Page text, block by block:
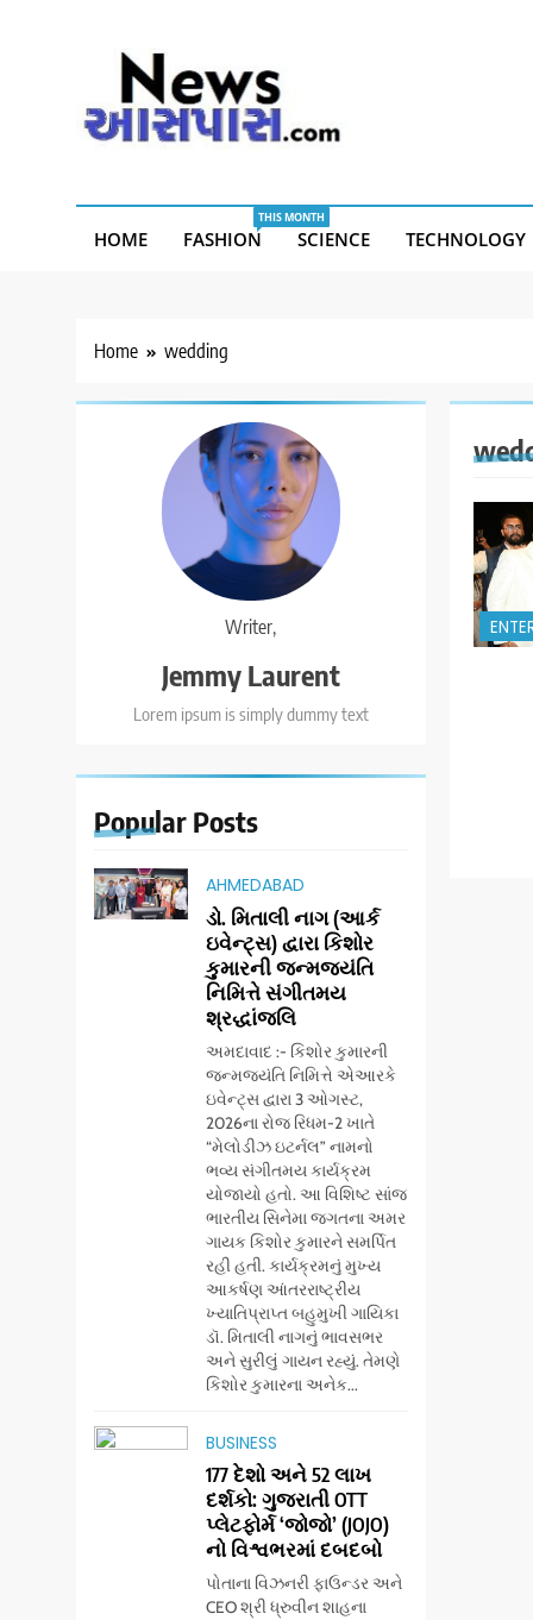
HOME FASHION
THIS MONTH
SCIENCE TECHNOLOGY
Home wedding
Writer,
Jemmy Laurent
Lorem ipsum is simply dummy text
Popular Posts
AHMEDABAD
ડો. મિતાલી નાગ (આર્ક
ઇવેન્ટ્સ) દ્વારા કિશોર
કુમારની જન્મજયંતિ
નિમિત્તે સંગીતમય
શ્રદ્ધાંજલિ
અમદાવાદ :- કિશોર કુમારની
જન્મજયંતિ નિમિત્તે એઆરકે
ઇવેન્ટ્સ દ્વારા 3 ઓગસ્ટ,
2026ના રોજ રિધમ-2 ખાતે
“મેલોડીઝ ઇટર્નલ” નામનો
ભવ્ય સંગીતમય કાર્યક્રમ
યોજાયો હતો. આ વિશિષ્ટ સાંજ
ભારતીય સિનેમા જગતના અમર
ગાયક કિશોર કુમારને સમર્પિત
રહી હતી. કાર્યક્રમનું મુખ્ય
આકર્ષણ આંતરરાષ્ટ્રીય
ખ્યાતિપ્રાપ્ત બહુમુખી ગાયિકા
ડૉ. મિતાલી નાગનું ભાવસભર
અને સુરીલું ગાયન રહ્યું. તેમણે
કિશોર કુમારના અનેક...
BUSINESS
177 દેશો અને 52 લાખ
દર્શકો: ગુજરાતી OTT
પ્લેટફોર્મ ‘જોજો’ (JOJO)
નો વિશ્વભરમાં દબદબો
પોતાના વિઝનરી ફાઉન્ડર અને
CEO શ્રી ધ્રુવીન શાહના